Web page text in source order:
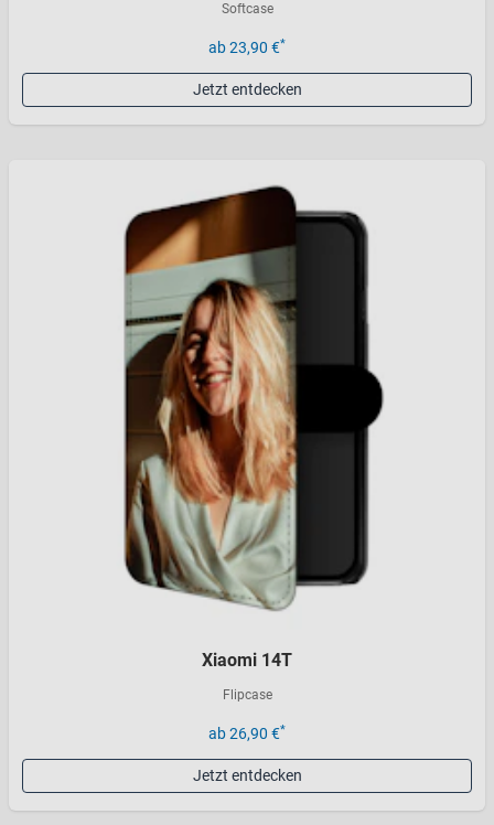
Softcase
ab 23,90 €*
Jetzt entdecken
Xiaomi 14T
Flipcase
ab 26,90 €*
Jetzt entdecken